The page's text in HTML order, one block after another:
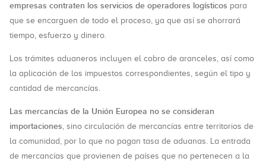
empresas contraten los servicios de operadores logísticos para
que se encarguen de todo el proceso, ya que así se ahorrará
tiempo, esfuerzo y dinero.
Los trámites aduaneros incluyen el cobro de aranceles, así como
la aplicación de los impuestos correspondientes, según el tipo y
cantidad de mercancías.
Las mercancías de la Unión Europea no se consideran
importaciones, sino circulación de mercancías entre territorios de
la comunidad, por lo que no pagan tasa de aduanas. La entrada
de mercancías que provienen de países que no pertenecen a la